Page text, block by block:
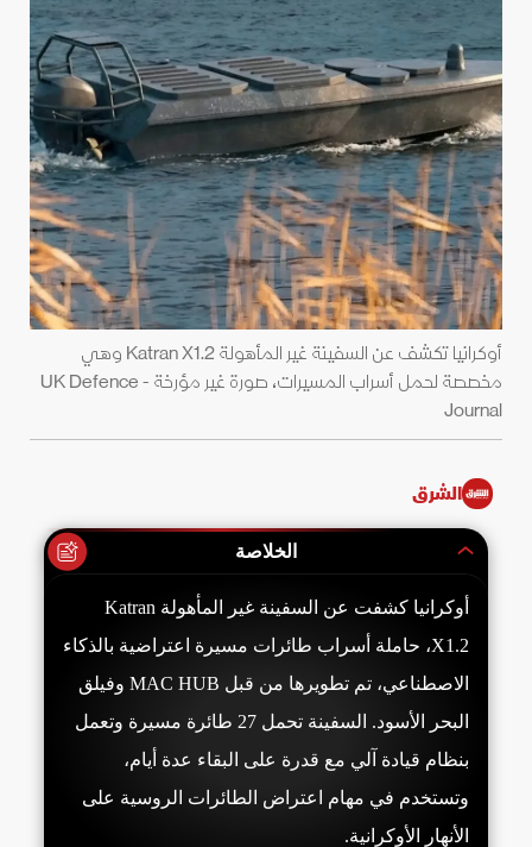
أوكرانيا تكشف عن السفينة غير المأهولة Katran X1.2 وهي
مخصصة لحمل أسراب المسيرات، صورة غير مؤرخة - UK Defence
Journal
الشرق
الخلاصة
أوكرانيا كشفت عن السفينة غير المأهولة Katran
X1.2، حاملة أسراب طائرات مسيرة اعتراضية بالذكاء
الاصطناعي، تم تطويرها من قبل MAC HUB وفيلق
البحر الأسود. السفينة تحمل 27 طائرة مسيرة وتعمل
بنظام قيادة آلي مع قدرة على البقاء عدة أيام،
وتستخدم في مهام اعتراض الطائرات الروسية على
الأنهار الأوكرانية.